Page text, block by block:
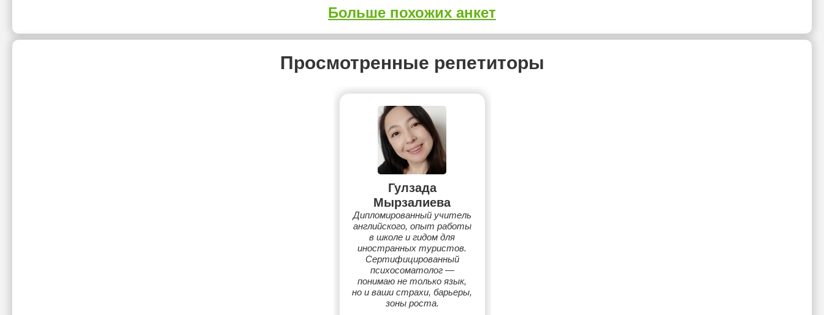
Больше похожих анкет
Просмотренные репетиторы
Гулзада
Мырзалиева
Дипломированный учитель
английского, опыт работы
в школе и гидом для
иностранных туристов.
Сертифицированный
психосоматолог —
понимаю не только язык,
но и ваши страхи, барьеры,
зоны роста.